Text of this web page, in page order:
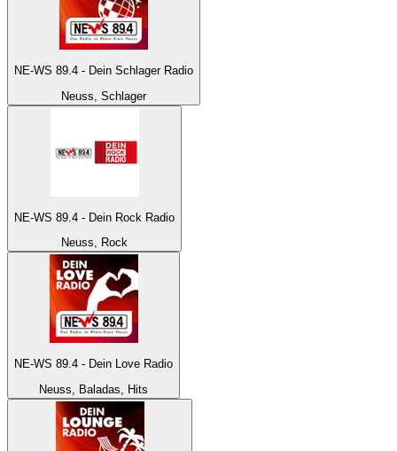
NE-WS 89.4 - Dein Schlager Radio
Neuss, Schlager
NE-WS 89.4 - Dein Rock Radio
Neuss, Rock
NE-WS 89.4 - Dein Love Radio
Neuss, Baladas, Hits